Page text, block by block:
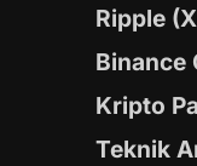
Ripple
Binance
Kripto
Teknik